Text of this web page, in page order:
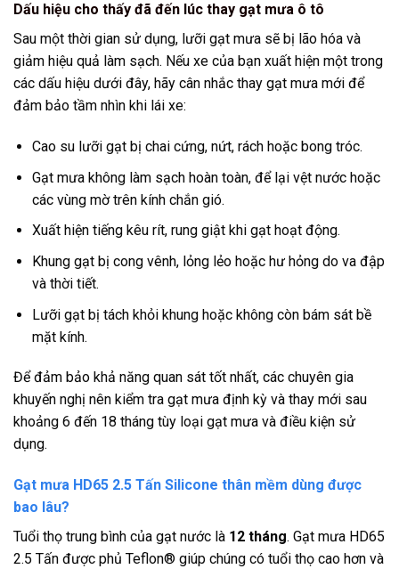
Dấu hiệu cho thấy đã đến lúc thay gạt mưa ô tô
Sau một thời gian sử dụng, lưỡi gạt mưa sẽ bị lão hóa và
giảm hiệu quả làm sạch. Nếu xe của bạn xuất hiện một trong
các dấu hiệu dưới đây, hãy cân nhắc thay gạt mưa mới để
đảm bảo tầm nhìn khi lái xe:
Cao su lưỡi gạt bị chai cứng, nứt, rách hoặc bong tróc.
Gạt mưa không làm sạch hoàn toàn, để lại vệt nước hoặc
các vùng mờ trên kính chắn gió.
Xuất hiện tiếng kêu rít, rung giật khi gạt hoạt động.
Khung gạt bị cong vênh, lỏng lẻo hoặc hư hỏng do va đập
và thời tiết.
Lưỡi gạt bị tách khỏi khung hoặc không còn bám sát bề
mặt kính.
Để đảm bảo khả năng quan sát tốt nhất, các chuyên gia
khuyến nghị nên kiểm tra gạt mưa định kỳ và thay mới sau
khoảng 6 đến 18 tháng tùy loại gạt mưa và điều kiện sử
dụng.
Gạt mưa HD65 2.5 Tấn Silicone thân mềm dùng được
bao lâu?
Tuổi thọ trung bình của gạt nước là 12 tháng. Gạt mưa HD65
2.5 Tấn được phủ Teflon® giúp chúng có tuổi thọ cao hơn và